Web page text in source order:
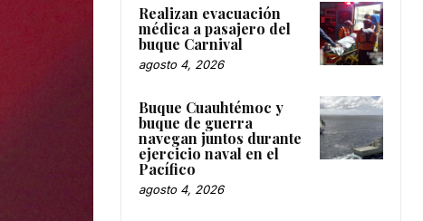
Realizan evacuación
médica a pasajero del
buque Carnival
agosto 4, 2026
Buque Cuauhtémoc y
buque de guerra
navegan juntos durante
ejercicio naval en el
Pacífico
agosto 4, 2026